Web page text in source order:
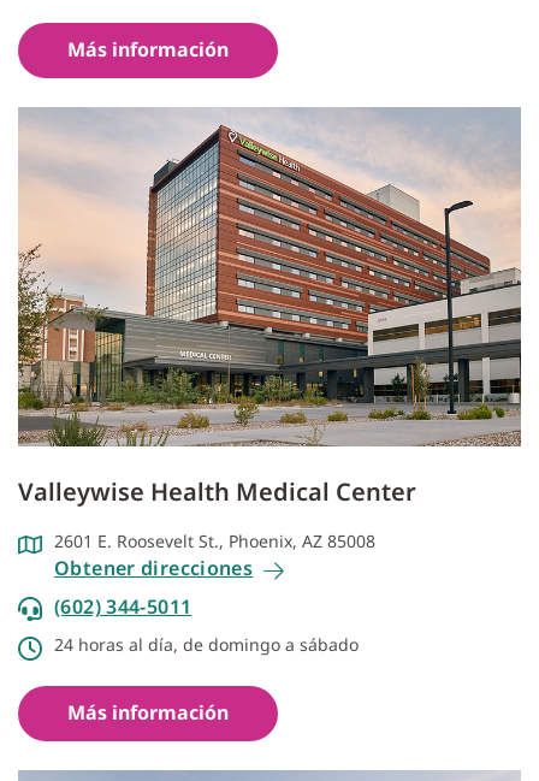
Más información
Valleywise Health Medical Center
2601 E. Roosevelt St., Phoenix, AZ 85008
Obtener direcciones
(602) 344-5011
24 horas al día, de domingo a sábado
Más información